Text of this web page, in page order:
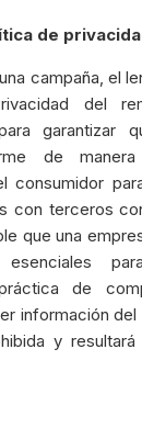
de
campaña, el
del
garantizar
de
consumidor
con terceros
que una
esenciales
de
información
y